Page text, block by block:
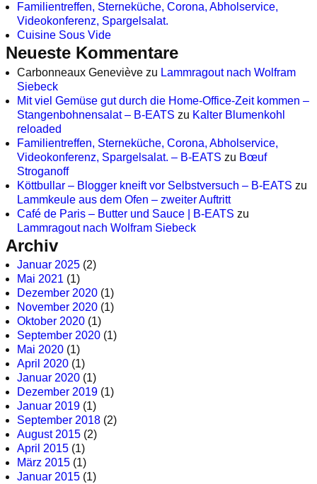
Familientreffen, Sterneküche, Corona, Abholservice,
Videokonferenz, Spargelsalat.
Cuisine Sous Vide
Neueste Kommentare
Carbonneaux Geneviève zu Lammragout nach Wolfram
Siebeck
Mit viel Gemüse gut durch die Home-Office-Zeit kommen –
Stangenbohnensalat – B-EATS zu Kalter Blumenkohl
reloaded
Familientreffen, Sterneküche, Corona, Abholservice,
Videokonferenz, Spargelsalat. – B-EATS zu Bœuf
Stroganoff
Köttbullar – Blogger kneift vor Selbstversuch – B-EATS zu
Lammkeule aus dem Ofen – zweiter Auftritt
Café de Paris – Butter und Sauce | B-EATS zu
Lammragout nach Wolfram Siebeck
Archiv
Januar 2025 (2)
Mai 2021 (1)
Dezember 2020 (1)
November 2020 (1)
Oktober 2020 (1)
September 2020 (1)
Mai 2020 (1)
April 2020 (1)
Januar 2020 (1)
Dezember 2019 (1)
Januar 2019 (1)
September 2018 (2)
August 2015 (2)
April 2015 (1)
März 2015 (1)
Januar 2015 (1)